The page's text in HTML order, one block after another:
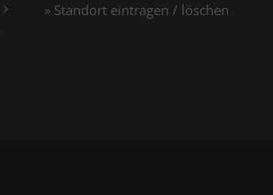
» Standort eintragen / löschen